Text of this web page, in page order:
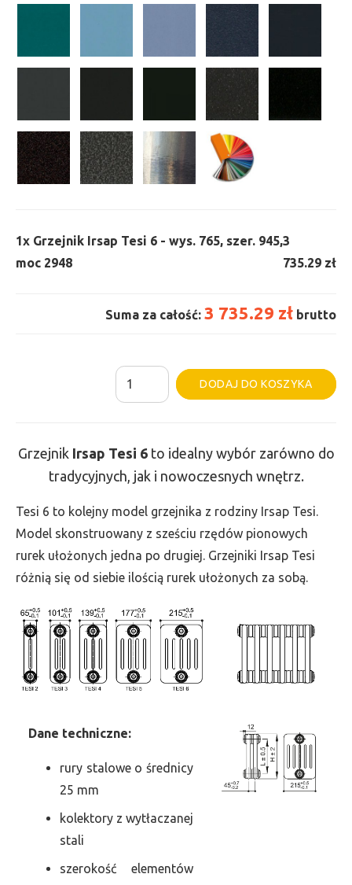
1x Grzejnik Irsap Tesi 6 - wys. 765, szer. 945,
moc 2948
3
735.29 zł
Suma za całość: 3 735.29 zł brutto
ilość
Grzejnik
-
wys.
765,
szer.
945,
2948
DODAJ DO KOSZYKA
Grzejnik Irsap Tesi 6to idealny wybór zarówno do
tradycyjnych, jak i nowoczesnych wnętrz.
Tesi 6 to kolejny model grzejnika z rodziny Irsap Tesi.
Model skonstruowany z sześciu rzędów pionowych
rurek ułożonych jedna po drugiej. Grzejniki Irsap Tesi
różnią się od siebie ilością rurek ułożonych za sobą.
Dane techniczne:
rury stalowe o średnicy
25 mm
kolektory z wytłaczanej
stali
szerokość elementów